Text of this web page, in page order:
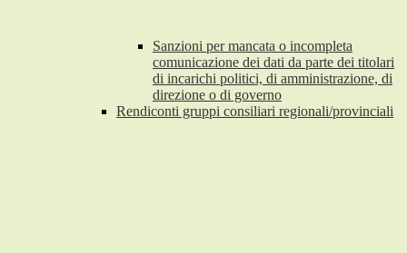
Sanzioni per mancata o incompleta
comunicazione dei dati da parte dei titolari
di incarichi politici, di amministrazione, di
direzione o di governo
Rendiconti gruppi consiliari regionali/provinciali